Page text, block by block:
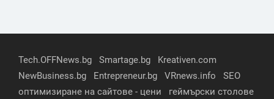
Tech.OFFNews.bg Smartage.bg
Kreativen.com
NewBusiness.bg
Entrepreneur.bg VRnews.info
SEO
оптимизиране на сайтове - цени
геймърски столове